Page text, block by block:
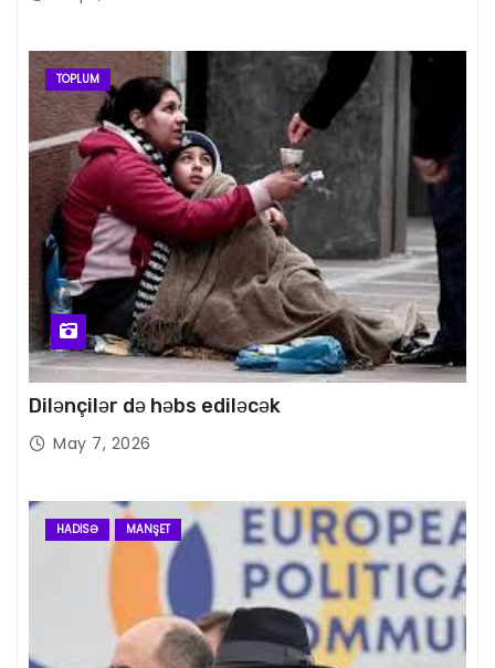
TOPLUM
Dilənçilər də həbs ediləcək
May 7, 2026
HADISƏ MANŞET